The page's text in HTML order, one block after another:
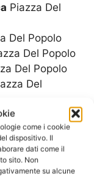
come i cookie
dispositivo. Il
dati come il
sito. Non
su alcune
Piazza Del
Del Popolo
Del Popolo
Del Popolo
Del
Del Popolo
Del Popolo
Piazza